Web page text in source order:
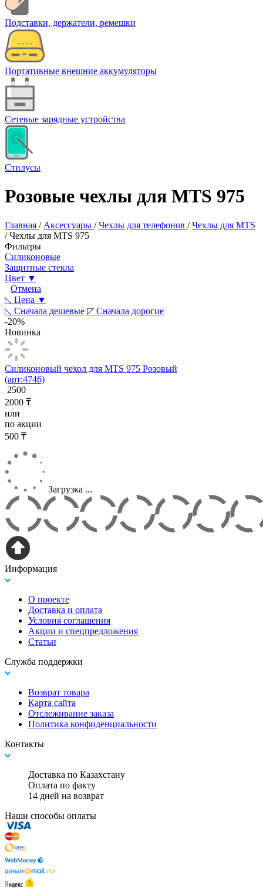
Подставки, держатели, ремешки
Портативные внешние аккумуляторы
Сетевые зарядные устройства
Стилусы
Розовые чехлы для MTS 975
Главная / Аксессуары / Чехлы для телефонов / Чехлы для MTS
/ Чехлы для MTS 975
Фильтры
Силиконовые
Защитные стекла
Цвет ▼
Отмена
◺ Цена ▼
◺ Сначала дешевые ◸ Сначала дорогие
-20%
Новинка
Силиконовый чехол для MTS 975 Розовый
(арт:4746)
2500
2000 ₸
или
по акции
500 ₸
Загрузка ...
Информация
О проекте
Доставка и оплата
Условия соглашения
Акции и спецпредложения
Статьи
Служба поддержки
Возврат товара
Карта сайта
Отслеживание заказа
Политика конфиденциальности
Контакты
Доставка по Казахстану
Оплата по факту
14 дней на возврат
Наши способы оплаты